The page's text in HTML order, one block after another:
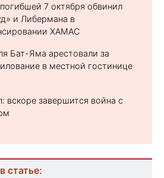
7 октября обвинил
и Либермана в
ХАМАС
Бат-Яма арестовали за
в местной гостинице
вскоре завершится война с
статье: